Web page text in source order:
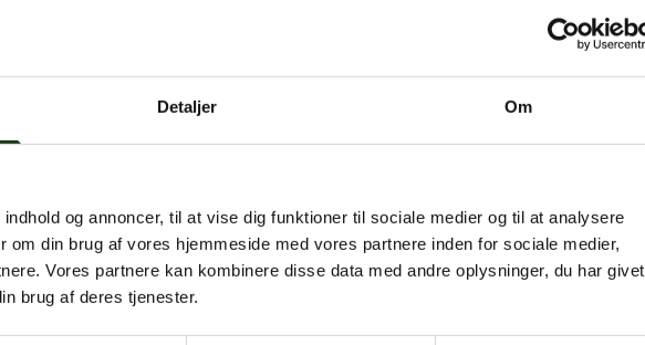
Detaljer Om
og annoncer, til at vise dig funktioner til sociale medier og til at analysere
om din brug af vores hjemmeside med vores partnere inden for sociale medier,
Vores partnere kan kombinere disse data med andre oplysninger, du har givet
brug af deres tjenester.
serverfejl. Vi arbejder på at løse problemet. Prøv venligst igen
Gå til forsiden Gå tilbage